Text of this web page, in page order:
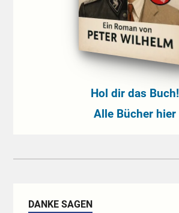
Hol dir das Buch!
Alle Bücher hier
DANKE SAGEN